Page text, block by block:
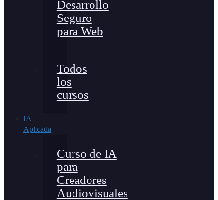
Desarrollo
Seguro
para Web
Todos
los
cursos
IA
Aplicada
Curso de IA
para
Creadores
Audiovisuales